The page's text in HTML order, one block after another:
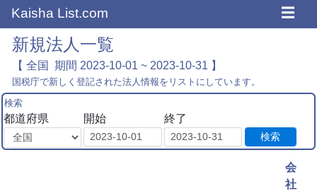
Kaisha List.com ☰
新規法人一覧
【 全国 期間 2023-10-01 ~ 2023-10-31 】
国税庁で新しく登記された法人情報をリストにしています。
検索
都道府県 開始 終了
検索
会
社